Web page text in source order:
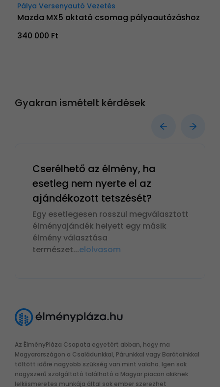
Pálya Versenyautó Vezetés
Mazda MX5 oktató csomag pályaautózáshoz
340 000 Ft
Gyakran ismételt kérdések
Cserélhető az élmény, ha
esetleg nem nyerte el az
ajándékozott tetszését?
Egy esetlegesen rosszul megválasztott
élményajándék helyett egy másik
élmény választása
természet...elolvasom
Az ÉlményPláza Csapata egyetért abban, hogy ma
Magyarországon a Családunkkal, Párunkkal vagy Barátainkkal
töltött időre nagyobb szükség van mint valaha. Igen sok
nagyszerű szolgáltató található a Magyar piacon akiknek
lelkiismeretes munkája által sok ember szerezhet